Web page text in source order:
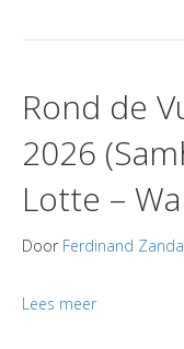
Rond de
2026
Lotte –
Door Ferdinand Zanda
Lees meer